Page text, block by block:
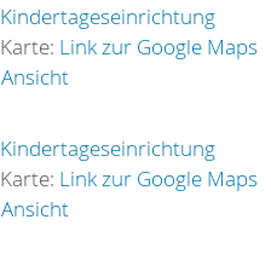
Kindertageseinrichtung
Karte: Link zur Google Maps
Ansicht
Kindertageseinrichtung
Karte: Link zur Google Maps
Ansicht